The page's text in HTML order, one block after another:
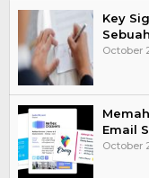
Key
October
Email
October